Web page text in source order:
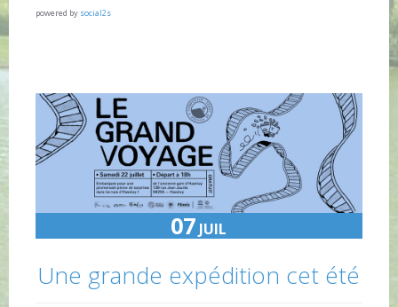
powered by social2s
07 JUIL
Une grande expédition cet été